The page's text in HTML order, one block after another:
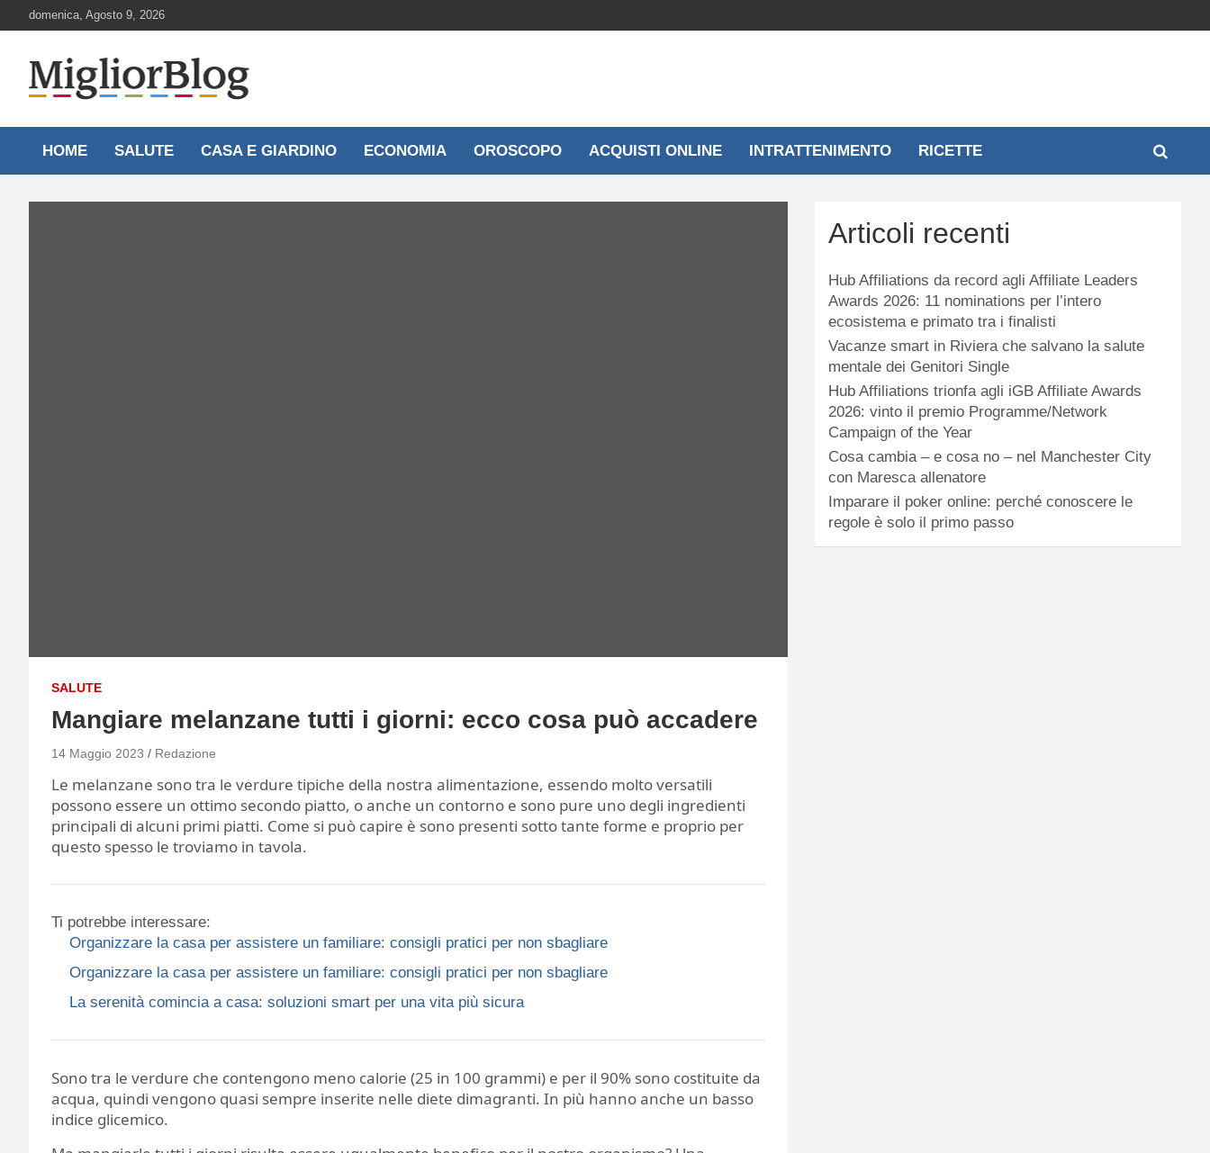
to
domenica, Agosto 9, 2026
MigliorBlog.it
HOME SALUTE CASA E GIARDINO ECONOMIA OROSCOPO ACQUISTI ONLINE INTRATTENIMENTO RICETTE
SALUTE
Mangiare melanzane tutti i giorni: ecco cosa può accadere
14 Maggio 2023 Redazione
Le melanzane sono tra le verdure tipiche della nostra alimentazione, essendo molto versatili
possono essere un ottimo secondo piatto, o anche un contorno e sono pure uno degli ingredienti
principali di alcuni primi piatti. Come si può capire è sono presenti sotto tante forme e proprio per
questo spesso le troviamo in tavola.
Ti potrebbe interessare:
Organizzare la casa per assistere un familiare: consigli pratici per non sbagliare
Organizzare la casa per assistere un familiare: consigli pratici per non sbagliare
La serenità comincia a casa: soluzioni smart per una vita più sicura
Sono tra le verdure che contengono meno calorie (25 in 100 grammi) e per il 90% sono costituite da
acqua, quindi vengono quasi sempre inserite nelle diete dimagranti. In più hanno anche un basso
indice glicemico.
Articoli recenti
Hub Affiliations da record agli Affiliate Leaders
Awards 2026: 11 nominations per l’intero
ecosistema e primato tra i finalisti
Vacanze smart in Riviera che salvano la salute
mentale dei Genitori Single
Hub Affiliations trionfa agli iGB Affiliate Awards
2026: vinto il premio Programme/Network
Campaign of the Year
Cosa cambia – e cosa no – nel Manchester City
con Maresca allenatore
Imparare il poker online: perché conoscere le
regole è solo il primo passo